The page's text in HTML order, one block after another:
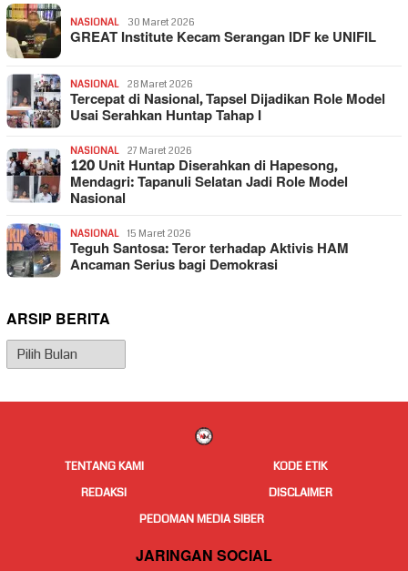
NASIONAL 30 Maret 2026
GREAT Institute Kecam Serangan IDF ke UNIFIL
NASIONAL 28 Maret 2026
Tercepat di Nasional, Tapsel Dijadikan Role Model
Usai Serahkan Huntap Tahap I
NASIONAL 27 Maret 2026
120 Unit Huntap Diserahkan di Hapesong,
Mendagri: Tapanuli Selatan Jadi Role Model
Nasional
NASIONAL 15 Maret 2026
Teguh Santosa: Teror terhadap Aktivis HAM
Ancaman Serius bagi Demokrasi
ARSIP BERITA
Arsip
Berita
TENTANG KAMI
KODE ETIK
REDAKSI
DISCLAIMER
PEDOMAN MEDIA SIBER
JARINGAN SOCIAL